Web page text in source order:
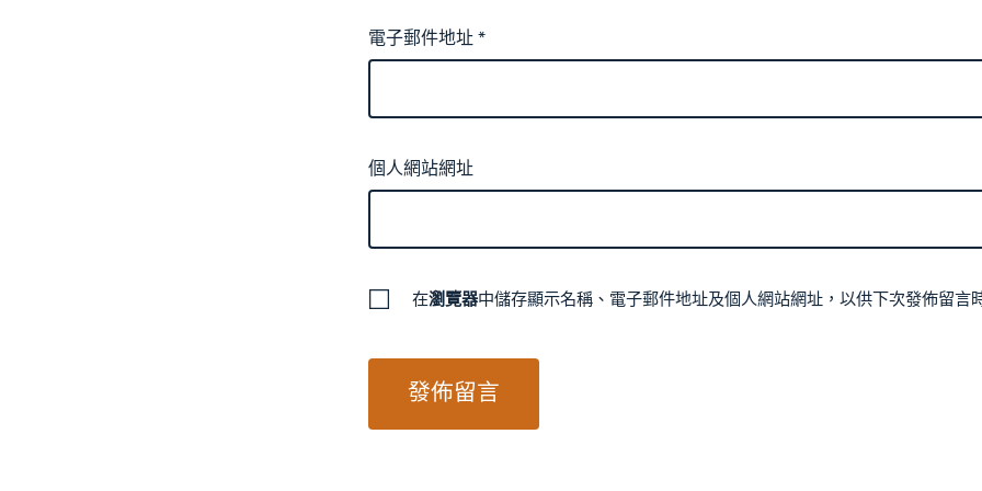
電子郵件地址*
個人網站網址
在瀏覽器中儲存顯示名稱、電子郵件地址及個人網站網址，以供下次發佈留言